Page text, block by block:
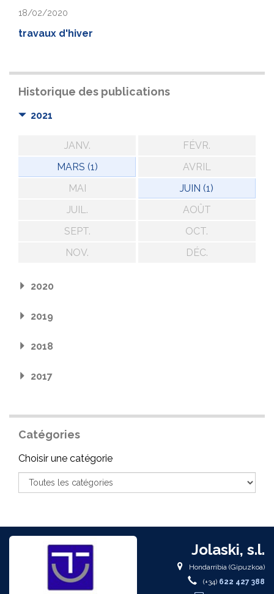
18/02/2020
travaux d'hiver
Historique des publications
2021
JANV.
FÉVR.
MARS (1)
AVRIL
MAI
JUIN (1)
JUIL.
AOÛT
SEPT.
OCT.
NOV.
DÉC.
2020
2019
2018
2017
Catégories
Catégorie
Choisir une catégorie
Jolaski, s.l.
Hondarribia (Gipuzkoa)
(+34) 622 427 388